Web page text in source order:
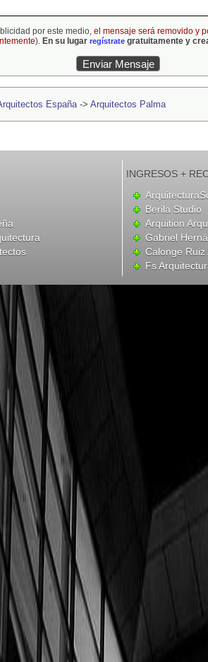
por este medio, el mensaje será removido y
). En su lugar regístrategratuitamente y
España-> Arquitectos Palma
INGRESOS +
Berila Studio
Arquition
Gabriel
Calonge Ruiz
Fs